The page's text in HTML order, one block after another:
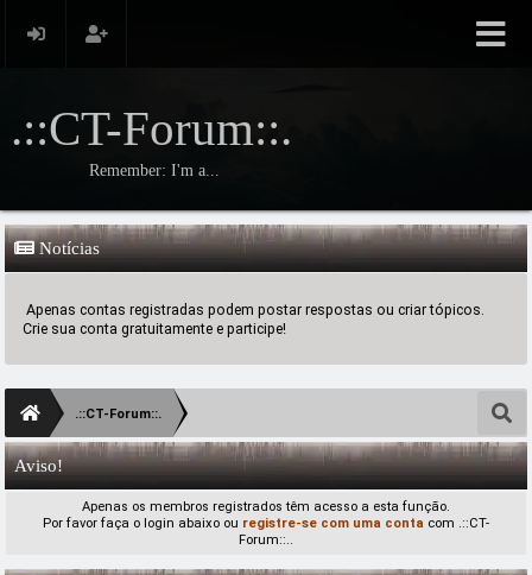
.::CT-Forum::.
Remember: I'm a...
Notícias
Apenas contas registradas podem postar respostas ou criar tópicos.
Crie sua conta gratuitamente e participe!
.::CT-Forum::.
Aviso!
Apenas os membros registrados têm acesso a esta função.
Por favor faça o login abaixo ou registre-se com uma conta com .::CT-
Forum::..